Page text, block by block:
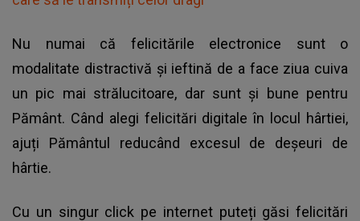
Nu numai că felicitările electronice sunt o
modalitate distractivă și ieftină de a face ziua cuiva
un pic mai strălucitoare, dar sunt și bune pentru
Pământ. Când alegi felicitări digitale în locul hârtiei,
ajuți Pământul reducând excesul de deșeuri de
hârtie.
Cu un singur click pe internet puteți găsi felicitări